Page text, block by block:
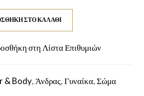
ΣΤΟ ΚΑΛΆΘΙ
στη Λίστα Επιθυμιών
& Body, Άνδρας,Γυναίκα,Σώμα